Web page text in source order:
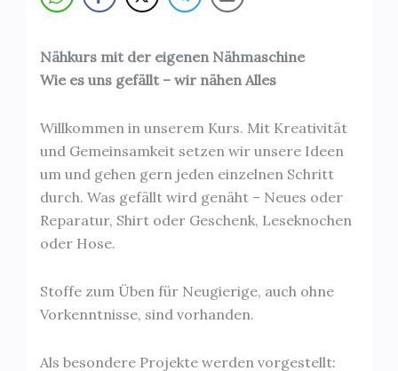
Nähkurs mit der eigenen Nähmaschine
Wie es uns gefällt – wir nähen Alles
Willkommen in unserem Kurs. Mit Kreativität
und Gemeinsamkeit setzen wir unsere Ideen
um und gehen gern jeden einzelnen Schritt
durch. Was gefällt wird genäht – Neues oder
Reparatur, Shirt oder Geschenk, Leseknochen
oder Hose.
Stoffe zum Üben für Neugierige, auch ohne
Vorkenntnisse, sind vorhanden.
Als besondere Projekte werden vorgestellt: